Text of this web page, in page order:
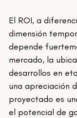
El ROI, a
dimensión
depende
mercado, la
desarrollos en
una apreciación
proyectado es
el potencial de